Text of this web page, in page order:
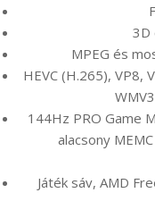
3D
MPEG és
HEVC (H.265), VP8,
144Hz PRO Game
alacsony
Játék sáv, AMD